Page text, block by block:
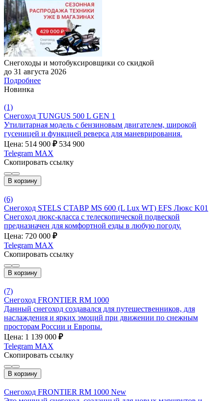
Снегоходы и мотобуксировщики со скидкой
до 31 августа 2026
Подробнее
Новинка
(1)
Снегоход TUNGUS 500 L GEN 1
Утилитарная модель с бензиновым двигателем, широкой
гусеницей и функцией реверса для маневрирования.
Цена: 514 900 ₽ 534 900
Telegram MAX
Скопировать ссылку
В корзину
(6)
Снегоход STELS СТАВР MS 600 (L Lux WT) EFS Люкс K01
Снегоход люкс-класса с телескопической подвеской
предназначен для комфортной езды в любую погоду.
Цена: 720 000 ₽
Telegram MAX
Скопировать ссылку
В корзину
(7)
Снегоход FRONTIER RM 1000
Данный снегоход создавался для путешественников, для
наслаждения и ярких эмоций при движении по снежным
просторам России и Европы.
Цена: 1 139 000 ₽
Telegram MAX
Скопировать ссылку
В корзину
Снегоход FRONTIER RM 1000 New